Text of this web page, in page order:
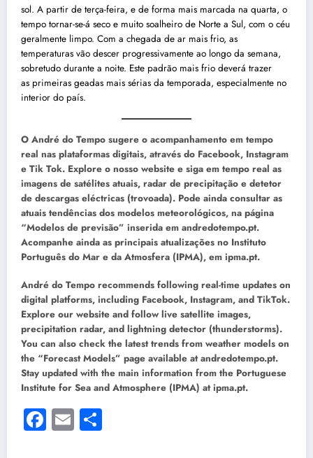
sol. A partir de terça-feira, e de forma mais marcada na quarta, o
tempo tornar-se-á seco e muito soalheiro de Norte a Sul, com o céu
geralmente limpo. Com a chegada de ar mais frio, as
temperaturas vão descer progressivamente ao longo da semana,
sobretudo durante a noite. Este padrão mais frio deverá trazer
as primeiras geadas mais sérias da temporada, especialmente no
interior do país.
O André do Tempo sugere o acompanhamento em tempo
real nas plataformas digitais, através do Facebook, Instagram
e Tik Tok. Explore o nosso website e siga em tempo real as
imagens de satélites atuais, radar de precipitação e detetor
de descargas eléctricas (trovoada). Pode ainda consultar as
atuais tendências dos modelos meteorológicos, na página
“Modelos de previsão” inserida em andredotempo.pt.
Acompanhe ainda as principais atualizações no Instituto
Português do Mar e da Atmosfera (IPMA), em ipma.pt.
André do Tempo recommends following real-time updates on
digital platforms, including Facebook, Instagram, and TikTok.
Explore our website and follow live satellite images,
precipitation radar, and lightning detector (thunderstorms).
You can also check the latest trends from weather models on
the “Forecast Models” page available at andredotempo.pt.
Stay updated with the main information from the Portuguese
Institute for Sea and Atmosphere (IPMA) at ipma.pt.
Facebook
Email